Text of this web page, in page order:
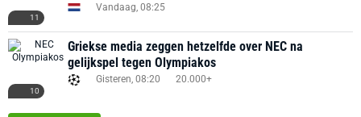
11
Vandaag, 08:25
10
Griekse media zeggen hetzelfde over NEC na
gelijkspel tegen Olympiakos
Gisteren, 08:20 20.000+